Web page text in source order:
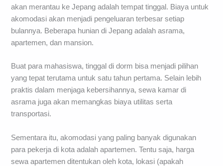
akan merantau ke Jepang adalah tempat tinggal. Biaya untuk
akomodasi akan menjadi pengeluaran terbesar setiap
bulannya. Beberapa hunian di Jepang adalah asrama,
apartemen, dan mansion.
Buat para mahasiswa, tinggal di dorm bisa menjadi pilihan
yang tepat terutama untuk satu tahun pertama. Selain lebih
praktis dalam menjaga kebersihannya, sewa kamar di
asrama juga akan memangkas biaya utilitas serta
transportasi.
Sementara itu, akomodasi yang paling banyak digunakan
para pekerja di kota adalah apartemen. Tentu saja, harga
sewa apartemen ditentukan oleh kota, lokasi (apakah